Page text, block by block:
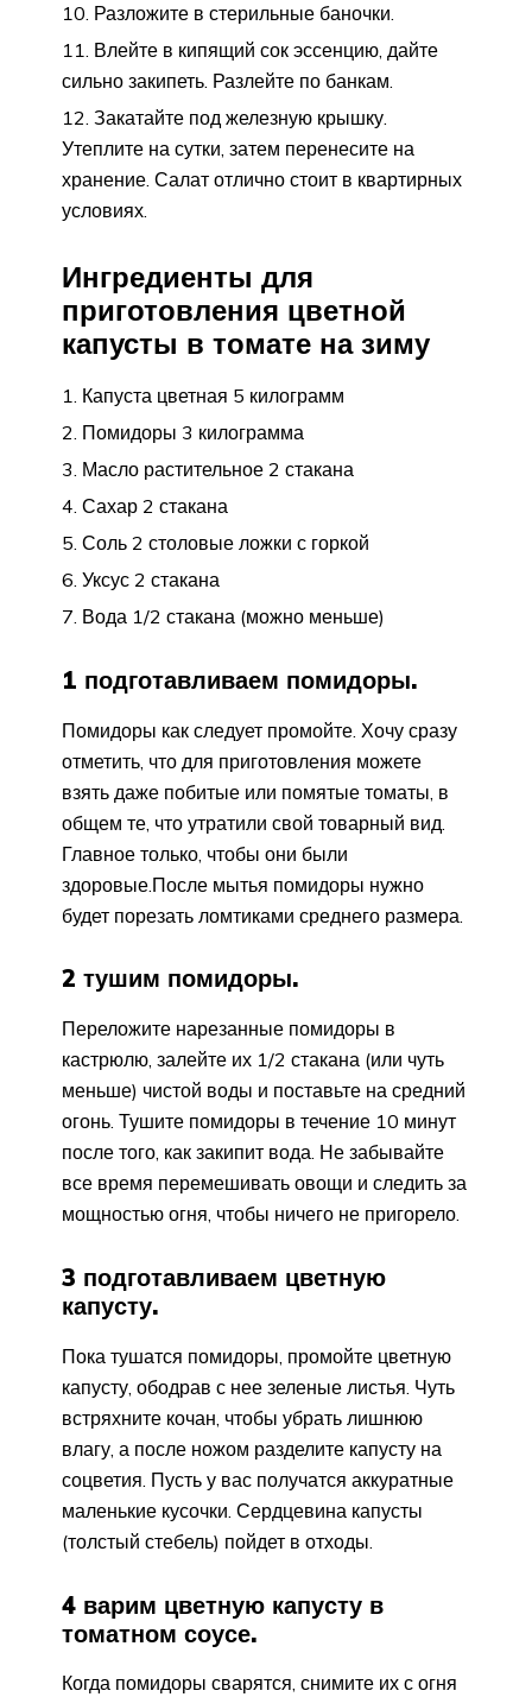
Разложите в стерильные баночки.
Влейте в кипящий сок эссенцию, дайте
сильно закипеть. Разлейте по банкам.
Закатайте под железную крышку.
Утеплите на сутки, затем перенесите на
хранение. Салат отлично стоит в квартирных
условиях.
Ингредиенты для
приготовления цветной
капусты в томате на зиму
Капуста цветная 5 килограмм
Помидоры 3 килограмма
Масло растительное 2 стакана
Сахар 2 стакана
Соль 2 столовые ложки с горкой
Уксус 2 стакана
Вода 1/2 стакана (можно меньше)
1 подготавливаем помидоры.
Помидоры как следует промойте. Хочу сразу
отметить, что для приготовления можете
взять даже побитые или помятые томаты, в
общем те, что утратили свой товарный вид.
Главное только, чтобы они были
здоровые.После мытья помидоры нужно
будет порезать ломтиками среднего размера.
2 тушим помидоры.
Переложите нарезанные помидоры в
кастрюлю, залейте их 1/2 стакана (или чуть
меньше) чистой воды и поставьте на средний
огонь. Тушите помидоры в течение 10 минут
после того, как закипит вода. Не забывайте
все время перемешивать овощи и следить за
мощностью огня, чтобы ничего не пригорело.
3 подготавливаем цветную
капусту.
Пока тушатся помидоры, промойте цветную
капусту, ободрав с нее зеленые листья. Чуть
встряхните кочан, чтобы убрать лишнюю
влагу, а после ножом разделите капусту на
соцветия. Пусть у вас получатся аккуратные
маленькие кусочки. Сердцевина капусты
(толстый стебель) пойдет в отходы.
4 варим цветную капусту в
томатном соусе.
Когда помидоры сварятся, снимите их с огня